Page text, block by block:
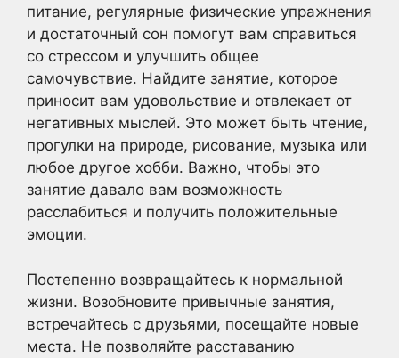
питание, регулярные физические упражнения
и достаточный сон помогут вам справиться
со стрессом и улучшить общее
самочувствие. Найдите занятие, которое
приносит вам удовольствие и отвлекает от
негативных мыслей. Это может быть чтение,
прогулки на природе, рисование, музыка или
любое другое хобби. Важно, чтобы это
занятие давало вам возможность
расслабиться и получить положительные
эмоции.
Постепенно возвращайтесь к нормальной
жизни. Возобновите привычные занятия,
встречайтесь с друзьями, посещайте новые
места. Не позволяйте расставанию